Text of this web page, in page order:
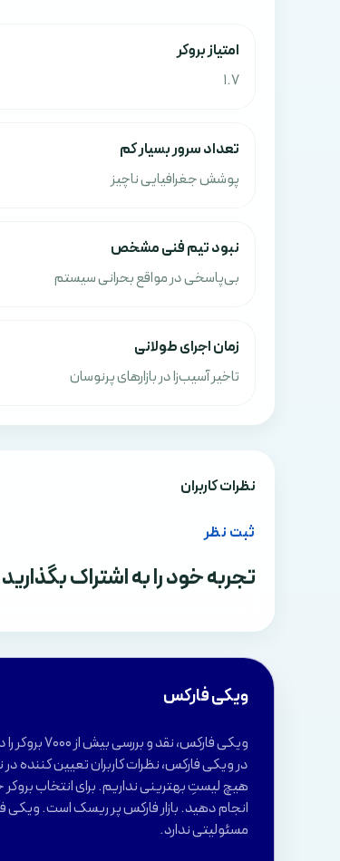
امتياز بروکر
1.7
تعداد سرور بسیار کم
پوشش جغرافیایی ناچیز
نبود تیم فنی مشخص
بی‌پاسخی در مواقع بحرانی سیستم
زمان اجرای طولانی
تاخیر آسیب‌زا در بازارهای پرنوسان
نظرات کاربران
ثبت نظر
تجربه خود را به اشتراک بگذارید
ویکی فارکس
ویکی فارکس،
در ویکی فارکس، نظرات کاربران تعیین کننده
هیچ لیستِ بهترینی نداریم. برای انتخاب بروکر
انجام دهید. بازار فارکس پر ریسک است. ویکی
مسئولیتی ندارد.